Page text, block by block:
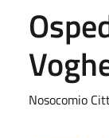
Nosocomio